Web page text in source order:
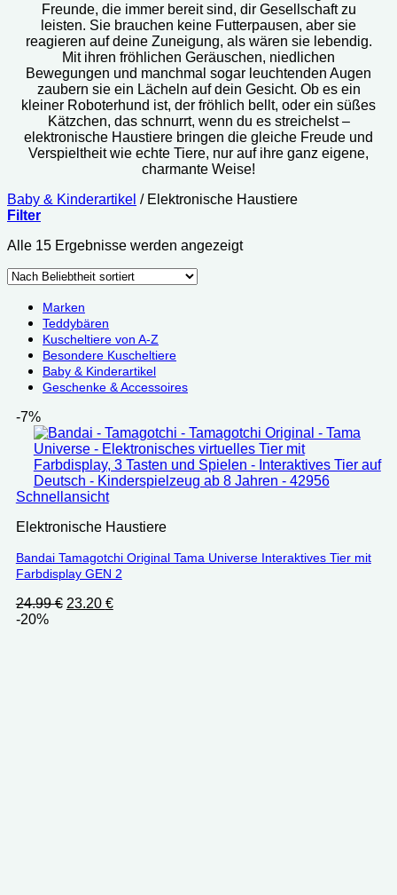
Freunde, die immer bereit sind, dir Gesellschaft zu
leisten. Sie brauchen keine Futterpausen, aber sie
reagieren auf deine Zuneigung, als wären sie lebendig.
Mit ihren fröhlichen Geräuschen, niedlichen
Bewegungen und manchmal sogar leuchtenden Augen
zaubern sie ein Lächeln auf dein Gesicht. Ob es ein
kleiner Roboterhund ist, der fröhlich bellt, oder ein süßes
Kätzchen, das schnurrt, wenn du es streichelst –
elektronische Haustiere bringen die gleiche Freude und
Verspieltheit wie echte Tiere, nur auf ihre ganz eigene,
charmante Weise!
Baby & Kinderartikel /Elektronische Haustiere
Filter
Alle 15 Ergebnisse werden angezeigtNach
Marken
Teddybären
Kuscheltiere von A-Z
Besondere Kuscheltiere
Baby & Kinderartikel
Geschenke & Accessoires
-7%
Schnellansicht
Elektronische Haustiere
Bandai Tamagotchi Original Tama Universe Interaktives Tier mit
Farbdisplay GEN 2
24.99€ Ursprünglicher
23.20 €Aktueller
-20%